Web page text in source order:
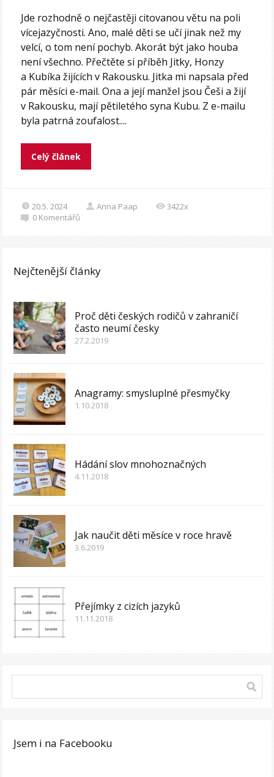
Jde rozhodně o nejčastěji citovanou větu na poli
vícejazyčnosti. Ano, malé děti se učí jinak než my
velcí, o tom není pochyb. Akorát být jako houba
není všechno. Přečtěte si příběh Jitky, Honzy
a Kubíka žijících v Rakousku. Jitka mi napsala před
pár měsíci e-mail. Ona a její manžel jsou Češi a žijí
v Rakousku, mají pětiletého syna Kubu. Z e-mailu
byla patrná zoufalost....
Celý článek
20.5. 2024 Anna Paap
3422x
0 Komentářů
Nejčtenější články
Proč děti českých rodičů v zahraničí
často neumí česky
27.2.2019
Anagramy: smysluplné přesmyčky
1.10.2018
Hádání slov mnohoznačných
4.11.2018
Jak naučit děti měsíce v roce hravě
3.6.2019
Přejímky z cizích jazyků
11.11.2018
Jsem i na Facebooku